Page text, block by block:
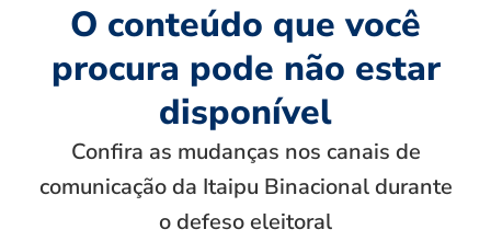
O conteúdo que você
procura pode não estar
disponível
Confira as mudanças nos canais de
comunicação da Itaipu Binacional durante
o defeso eleitoral